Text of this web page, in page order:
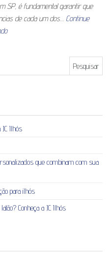
SP, é fundamental garantir que
de cada um dos… Continue
Ilhós
que combinam com sua
para ilhós
Conheça a JC Ilhós